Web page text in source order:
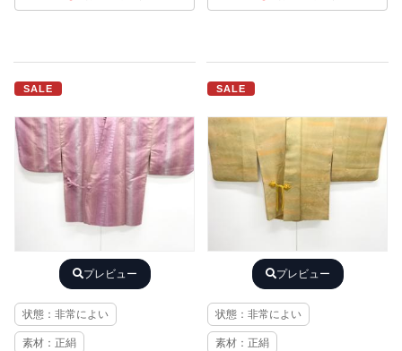
SALE
プレビュー
状態：非常によい
素材：正絹
SALE
プレビュー
状態：非常によい
素材：正絹